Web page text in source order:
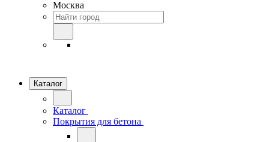
Москва
Каталог
Каталог
Покрытия для бетона